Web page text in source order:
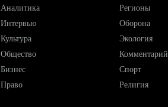
Аналитика
Интервью
Культура
Общество
Бизнес
Право
Регионы
Оборона
Экология
Комментарий
Спорт
Религия